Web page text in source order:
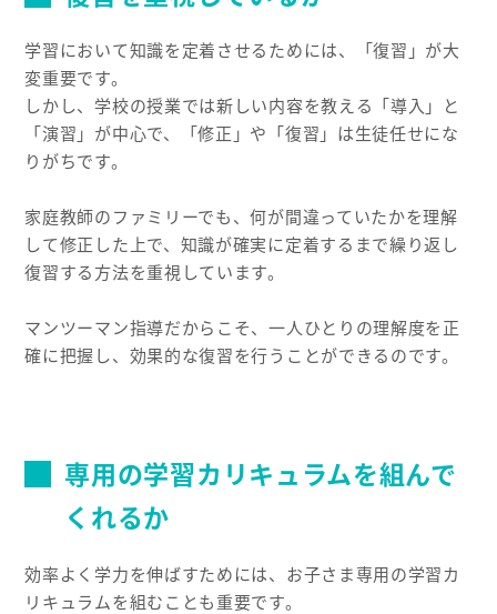
学習において知識を定着させるためには、「復習」が大
変重要です。
しかし、学校の授業では新しい内容を教える「導入」と
「演習」が中心で、「修正」や「復習」は生徒任せにな
りがちです。
家庭教師のファミリーでも、何が間違っていたかを理解
して修正した上で、知識が確実に定着するまで繰り返し
復習する方法を重視しています。
マンツーマン指導だからこそ、一人ひとりの理解度を正
確に把握し、効果的な復習を行うことができるのです。
専用の学習カリキュラムを組んで
くれるか
効率よく学力を伸ばすためには、お子さま専用の学習カ
リキュラムを組むことも重要です。